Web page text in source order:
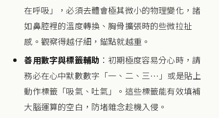
在呼吸」，必須去體會極其微小的物理變化，諸
如鼻腔裡的溫度轉換、胸骨擴張時的些微拉扯
感。觀察得越仔細，錨點就越重。
善用數字與標籤輔助 ：初期極度容易分心時，請
務必在心中默數數字「一、二、三…」或是貼上
動作標籤「吸氣、吐氣」。這些標籤能有效填補
大腦運算的空白，防堵雜念趁機入侵。